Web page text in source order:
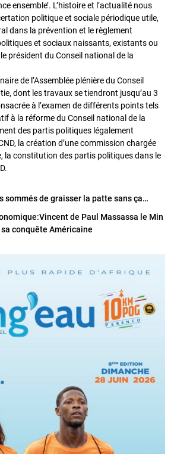
ensemble’. L’histoire et l’actualité nous
politique et sociale périodique utile,
dans la prévention et le règlement
et sociaux naissants, existants ou
président du Conseil national de la
de l’Assemblée plénière du Conseil
dont les travaux se tiendront jusqu’au 3
à l’examen de différents points tels
à la réforme du Conseil national de la
des partis politiques légalement
la création d’une commission chargée
la constitution des partis politiques dans le
sommés de graisser la patte sans ça…
de Paul Massassa le Min
conquête Américaine